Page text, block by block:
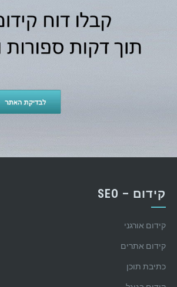
קידום – SEO
קידום אורגני
קידום אתרים
כתיבת תוכן